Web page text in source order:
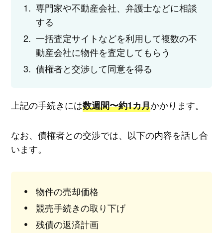
専門家や不動産会社、弁護士などに相談
する
一括査定サイトなどを利用して複数の不
動産会社に物件を査定してもらう
債権者と交渉して同意を得る
上記の手続きには数週間〜約1カ月かかります。
なお、債権者との交渉では、以下の内容を話し合
います。
物件の売却価格
競売手続きの取り下げ
残債の返済計画